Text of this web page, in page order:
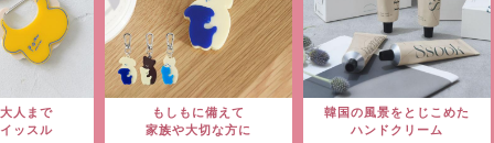
人まで
ッスル
もしもに備えて
家族や大切な方に
韓国の風景をとじこめた
ハンドクリーム